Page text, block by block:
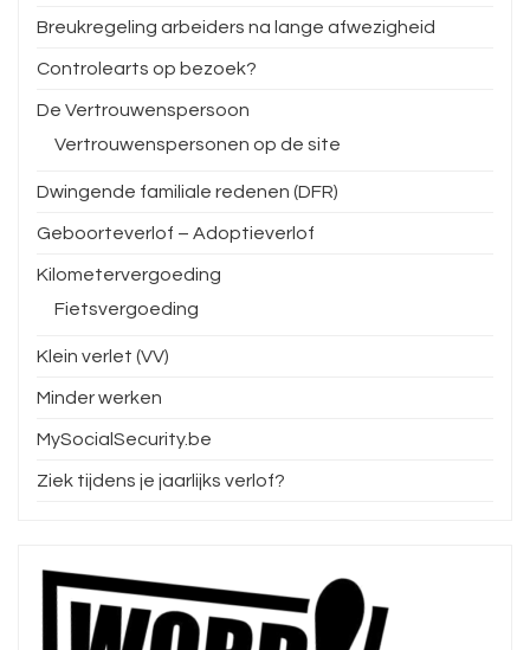
Breukregeling arbeiders na lange afwezigheid
Controlearts op bezoek?
De Vertrouwenspersoon
Vertrouwenspersonen op de site
Dwingende familiale redenen (DFR)
Geboorteverlof – Adoptieverlof
Kilometervergoeding
Fietsvergoeding
Klein verlet (VV)
Minder werken
MySocialSecurity.be
Ziek tijdens je jaarlijks verlof?